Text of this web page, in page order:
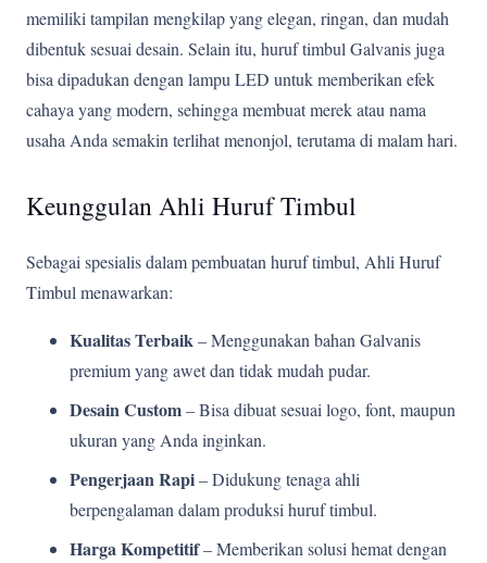
memiliki tampilan mengkilap yang elegan, ringan, dan mudah
dibentuk sesuai desain. Selain itu, huruf timbul Galvanis juga
bisa dipadukan dengan lampu LED untuk memberikan efek
cahaya yang modern, sehingga membuat merek atau nama
usaha Anda semakin terlihat menonjol, terutama di malam hari.
Keunggulan Ahli Huruf Timbul
Sebagai spesialis dalam pembuatan huruf timbul, Ahli Huruf
Timbul menawarkan:
Kualitas Terbaik– Menggunakan bahan Galvanis
premium yang awet dan tidak mudah pudar.
Desain Custom– Bisa dibuat sesuai logo, font, maupun
ukuran yang Anda inginkan.
Pengerjaan Rapi– Didukung tenaga ahli
berpengalaman dalam produksi huruf timbul.
Harga Kompetitif– Memberikan solusi hemat dengan